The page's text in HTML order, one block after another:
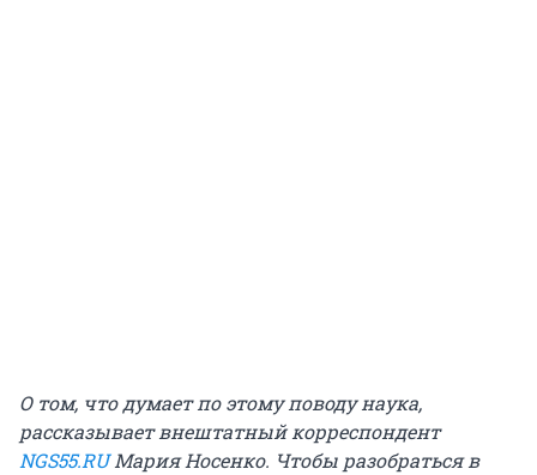
О том, что думает по этому поводу наука,
рассказывает внештатный корреспондент
NGS55.RUМария Носенко. Чтобы разобраться в